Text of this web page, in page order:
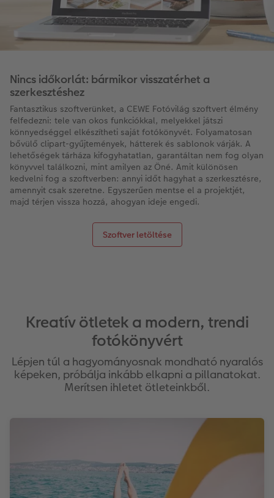
Nincs időkorlát: bármikor visszatérhet a
szerkesztéshez
Fantasztikus szoftverünket, a CEWE Fotóvilág szoftvert élmény
felfedezni: tele van okos funkciókkal, melyekkel játszi
könnyedséggel elkészítheti saját fotókönyvét. Folyamatosan
bővülő clipart-gyűjtemények, hátterek és sablonok várják. A
lehetőségek tárháza kifogyhatatlan, garantáltan nem fog olyan
könyvvel találkozni, mint amilyen az Öné. Amit különösen
kedvelni fog a szoftverben: annyi időt hagyhat a szerkesztésre,
amennyit csak szeretne. Egyszerűen mentse el a projektjét,
majd térjen vissza hozzá, ahogyan ideje engedi.
Szoftver letöltése
Kreatív ötletek a modern, trendi
fotókönyvért
Lépjen túl a hagyományosnak mondható nyaralós
képeken, próbálja inkább elkapni a pillanatokat.
Merítsen ihletet ötleteinkből.